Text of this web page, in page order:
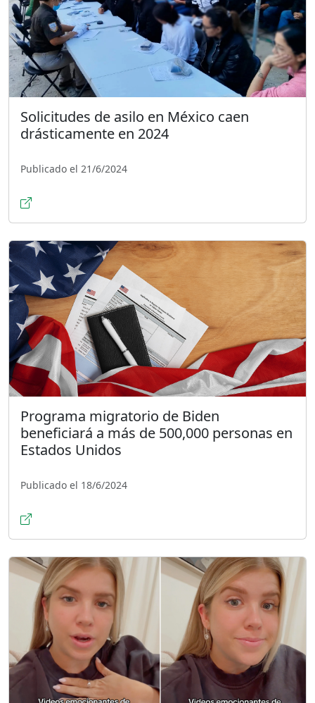
Solicitudes de asilo en México caen
drásticamente en 2024
Publicado el 21/6/2024
Programa migratorio de Biden
beneficiará a más de 500,000 personas en
Estados Unidos
Publicado el 18/6/2024